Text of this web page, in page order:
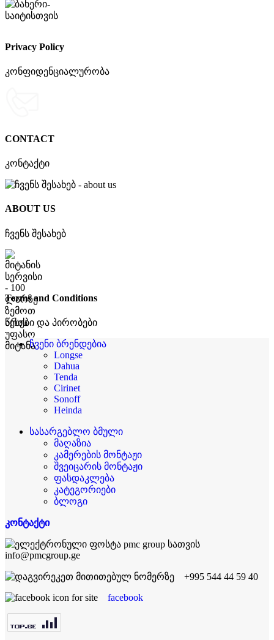
Privacy Policy
კონფიდენციალურობა
CONTACT
კონტაქტი
ABOUT US
ჩვენს შესახებ
Terms and Conditions
წესები და პირობები
ჩვენი ბრენდებია
Longse
Dahua
Tenda
Cirinet
Sonoff
Heinda
სასარგებლო ბმული
მაღაზია
კამერების მონტაჟი
შვეიცარის მონტაჟი
ფასდაკლება
კატეგორიები
ბლოგი
კონტაქტი
info@pmcgroup.ge
+995 544 44 59 40
facebook